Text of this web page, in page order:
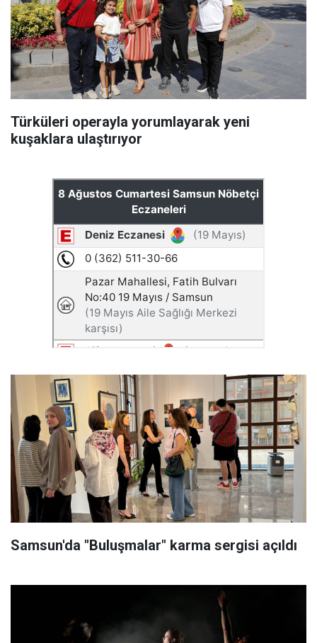
Türküleri operayla yorumlayarak yeni
kuşaklara ulaştırıyor
Samsun'da "Buluşmalar" karma sergisi açıldı